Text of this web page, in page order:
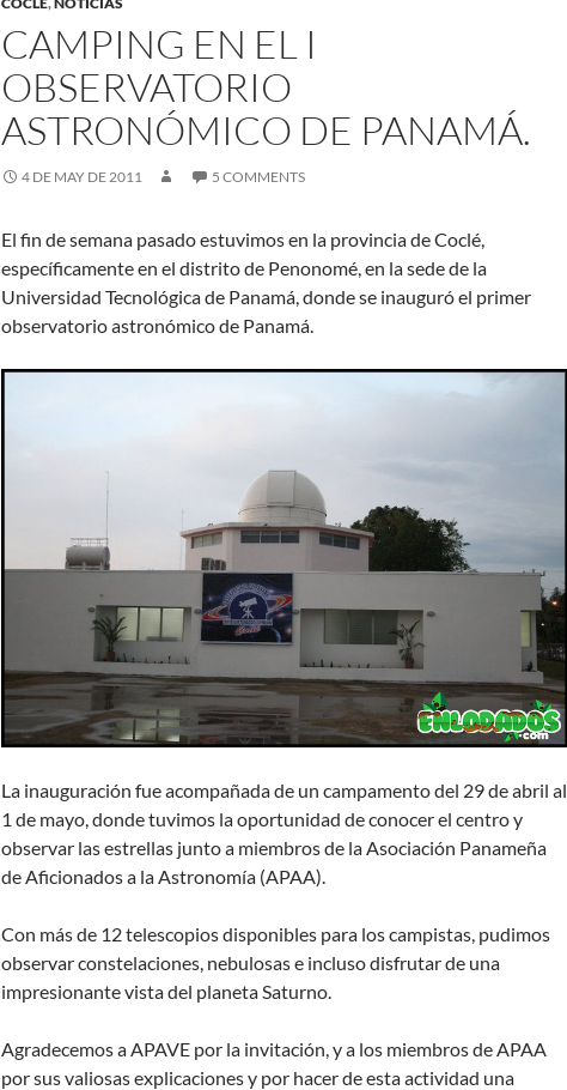
CAMPING EN EL I
OBSERVATORIO
ASTRONÓMICO DE PANAMÁ.
4 DE MAY DE 2011 5 COMMENTS
El fin de semana pasado estuvimos en la provincia de Coclé,
específicamente en el distrito de Penonomé, en la sede de la
Universidad Tecnológica de Panamá, donde se inauguró el primer
observatorio astronómico de Panamá.
La inauguración fue acompañada de un campamento del 29 de abril al
1 de mayo, donde tuvimos la oportunidad de conocer el centro y
observar las estrellas junto a miembros de la Asociación Panameña
de Aficionados a la Astronomía (APAA).
Con más de 12 telescopios disponibles para los campistas, pudimos
observar constelaciones, nebulosas e incluso disfrutar de una
impresionante vista del planeta Saturno.
Agradecemos a APAVE por la invitación, y a los miembros de APAA
por sus valiosas explicaciones y por hacer de esta actividad una